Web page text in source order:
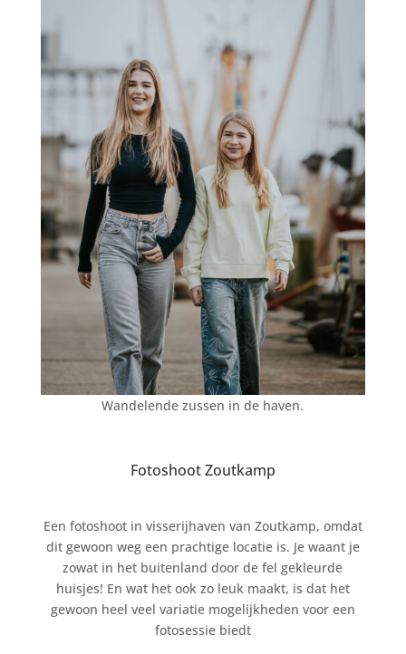
Wandelende zussen in de haven.
Fotoshoot Zoutkamp
Een fotoshoot in visserijhaven van Zoutkamp, omdat
dit gewoon weg een prachtige locatie is. Je waant je
zowat in het buitenland door de fel gekleurde
huisjes! En wat het ook zo leuk maakt, is dat het
gewoon heel veel variatie mogelijkheden voor een
fotosessie biedt